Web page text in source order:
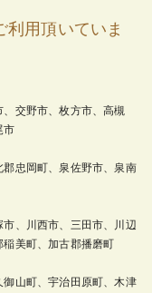
利用頂いていま
交野市、枚方市、高槻
市
忠岡町、泉佐野市、泉南
、川西市、三田市、川辺
美町、加古郡播磨町
山町、宇治田原町、木津